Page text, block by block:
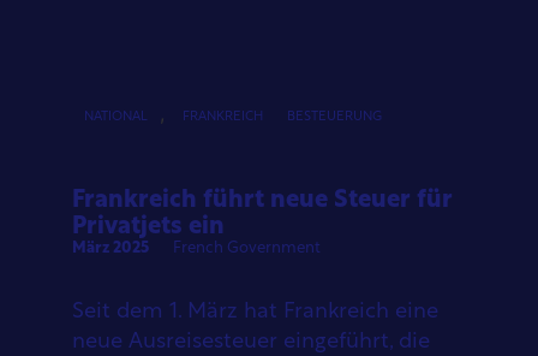
NATIONAL , FRANKREICH BESTEUERUNG
Frankreich führt neue Steuer für
Privatjets ein
März 2025 French Government
Seit dem 1. März hat Frankreich eine
neue Ausreisesteuer eingeführt, die